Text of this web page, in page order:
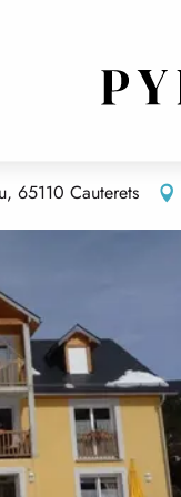
65110 Cauterets